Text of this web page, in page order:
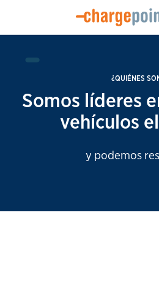
¿QUIÉNES
Somos líderes
vehículos
y podemos